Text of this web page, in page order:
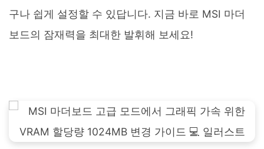
구나 쉽게 설정할 수 있답니다. 지금 바로 MSI 마더
보드의 잠재력을 최대한 발휘해 보세요!